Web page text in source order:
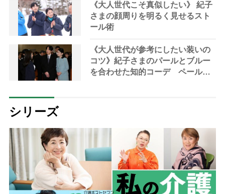
《大人世代こそ真似したい》 紀子
さまの顔周りを明るく見せるスト
ール術
《大人世代が参考にしたい装いの
コツ》紀子さまのパールとブルー
を合わせた知的コーデ ペールカ
シリーズ